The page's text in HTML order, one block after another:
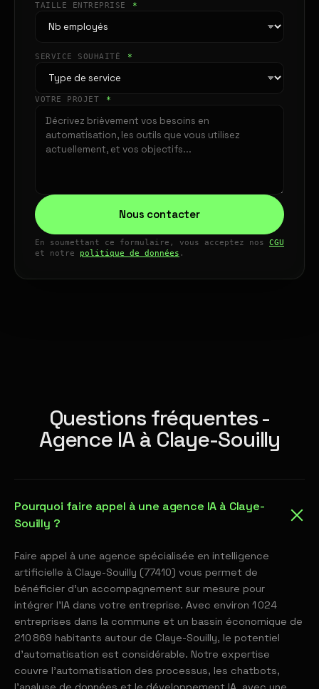
TAILLE ENTREPRISE *
SERVICE SOUHAITÉ *
VOTRE PROJET *
Nous contacter
En soumettant ce formulaire, vous acceptez nos CGU
et notre politique de données .
Questions fréquentes -
Agence IA à Claye-Souilly
Pourquoi faire appel à une agence IA à Claye-
Souilly ?
Faire appel à une agence spécialisée en intelligence
artificielle à Claye-Souilly (77410) vous permet de
bénéficier d'un accompagnement sur mesure pour
intégrer l'IA dans votre entreprise. Avec environ 1 024
entreprises dans la commune et un bassin économique de
210 869 habitants autour de Claye-Souilly, le potentiel
d'automatisation est considérable. Notre expertise
couvre l'automatisation des processus, les chatbots,